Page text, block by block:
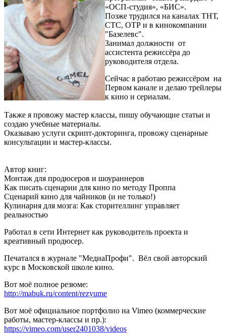
«ОСП-студия», «БИС».
Позже трудился на каналах ТНТ,
СТС, ОТР и в кинокомпании
"Базелевс".
Занимал должности от
ассистента режиссёра до
руководителя отдела.
Сейчас я работаю режиссёром на
Первом канале и делаю трейлеры
к кино и сериалам.
Также я провожу мастер классы, пишу обучающие статьи и
создаю учебные материалы.
Оказываю услуги скрипт-докторинга, провожу сценарные
консультации и мастер-классы.
Автор книг:
Монтаж для продюсеров и шоураннеров
Как писать сценарии для кино по методу Проппа
Сценарий кино для чайников (и не только!)
Кулинария для мозга: Как сторителлинг управляет
реальностью
Работал в сети Интернет как руководитель проекта и
креативный продюсер.
Печатался в журнале "МедиаПрофи". Вёл свой авторский
курс в Московской школе кино.
Вот моё полное резюме:
http://mabuk.ru/content/rezyume
Вот моё официальное портфолио на Vimeo (коммерческие
работы, мастер-классы и пр.):
https://vimeo.com/user2401038/videos